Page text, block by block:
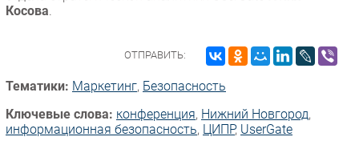
Косова
ОТПРАВИТЬ:
Тематики: Маркетинг, Безопасность
Ключевые слова: конференция, Нижний Новгород,
информационная безопасность, ЦИПР, UserGate